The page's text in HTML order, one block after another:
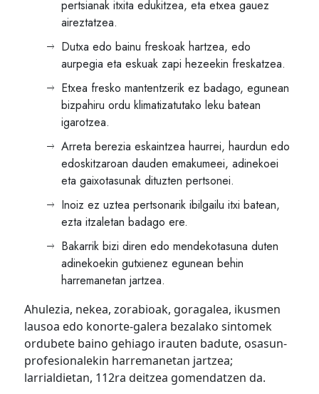
pertsianak itxita edukitzea, eta etxea gauez
aireztatzea.
Dutxa edo bainu freskoak hartzea, edo
aurpegia eta eskuak zapi hezeekin freskatzea.
Etxea fresko mantentzerik ez badago, egunean
bizpahiru ordu klimatizatutako leku batean
igarotzea.
Arreta berezia eskaintzea haurrei, haurdun edo
edoskitzaroan dauden emakumeei, adinekoei
eta gaixotasunak dituzten pertsonei.
Inoiz ez uztea pertsonarik ibilgailu itxi batean,
ezta itzaletan badago ere.
Bakarrik bizi diren edo mendekotasuna duten
adinekoekin gutxienez egunean behin
harremanetan jartzea.
Ahulezia, nekea, zorabioak, goragalea, ikusmen
lausoa edo konorte-galera bezalako sintomek
ordubete baino gehiago irauten badute, osasun-
profesionalekin harremanetan jartzea;
larrialdietan, 112ra deitzea gomendatzen da.